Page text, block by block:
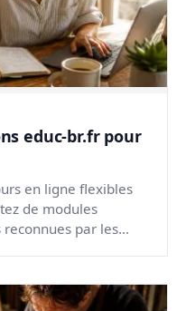
educ-br.fr pour
en ligne flexibles
de modules
par les